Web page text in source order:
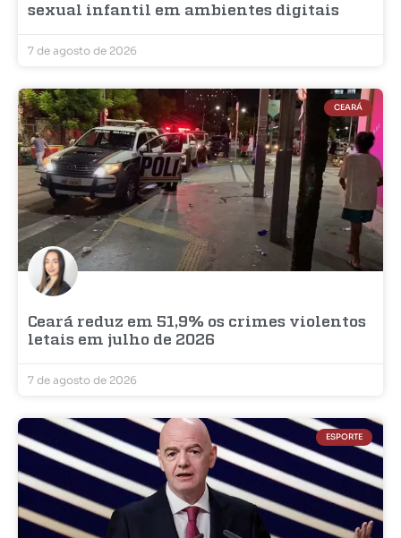
sexual infantil em ambientes digitais
7 de agosto de 2026
CEARÁ
Ceará reduz em 51,9% os crimes violentos
letais em julho de 2026
7 de agosto de 2026
ESPORTE